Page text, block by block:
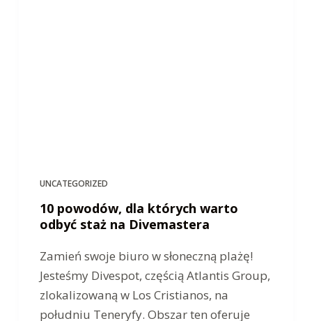
UNCATEGORIZED
10 powodów, dla których warto
odbyć staż na Divemastera
Zamień swoje biuro w słoneczną plażę!
Jesteśmy Divespot, częścią Atlantis Group,
zlokalizowaną w Los Cristianos, na
południu Teneryfy. Obszar ten oferuje